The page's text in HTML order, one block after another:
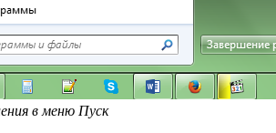
в меню Пуск